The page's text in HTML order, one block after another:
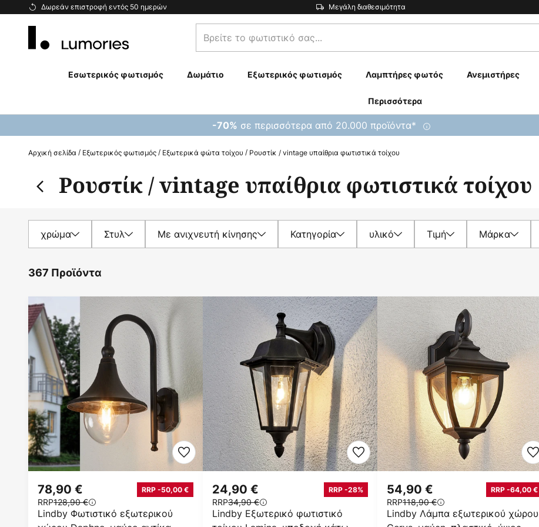
Δωρεάν επιστροφή εντός 50 ημερών Μεγάλη διαθεσιμότητα
Μετάβαση
Βρείτε
το
σας...
Εσωτερικός φωτισμός Δωμάτιο Εξωτερικός φωτισμός Λαμπτήρες φωτός Ανεμιστήρες
Περισσότερα
-70% σε περισσότερα από 20.000 προϊόντα*
Αρχική σελίδα Εξωτερικός φωτισμός Εξωτερικά φώτα τοίχου Ρουστίκ / vintage υπαίθρια φωτιστικά τοίχου
Ρουστίκ / vintage υπαίθρια φωτιστικά τοίχου
χρώμα Στυλ Με ανιχνευτή κίνησης Κατηγορία υλικό Τιμή Μάρκα
367 Προϊόντα
Lindby Φωτιστικό εξωτερικού
78,90 € RRP -50,00 €
RRP128,90 €
Lindby Εξωτερικό φωτιστικό
24,90 € RRP -28%
RRP34,90 €
Lindby Λάμπα εξωτερικού χώρου
54,90 € RRP -64,00 €
RRP118,90 €